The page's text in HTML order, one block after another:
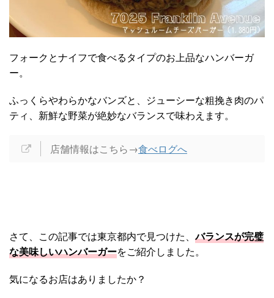
フォークとナイフで食べるタイプのお上品なハンバーガ
ー。
ふっくらやわらかなバンズと、ジューシーな粗挽き肉のパ
ティ、新鮮な野菜が絶妙なバランスで味わえます。
店舗情報はこちら→食べログへ
さて、この記事では東京都内で見つけた、バランスが完璧
な美味しいハンバーガーをご紹介しました。
気になるお店はありましたか？